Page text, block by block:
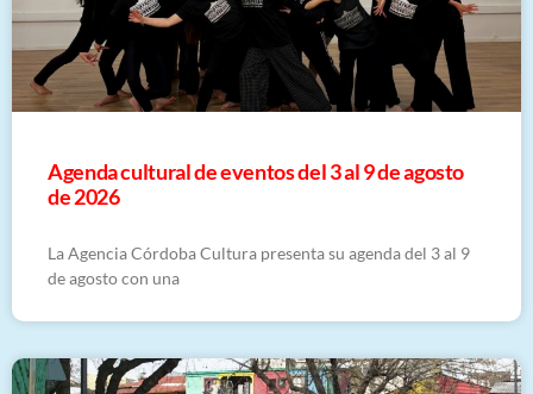
​Agenda cultural de eventos del 3 al 9 de agosto
de 2026
La Agencia Córdoba Cultura presenta su agenda del 3 al 9
de agosto con una